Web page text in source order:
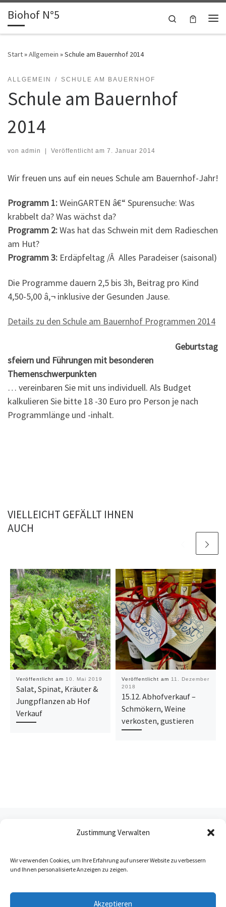
Zustimmung Verwalten
Wir verwenden Cookies, um Ihre Erfahrung auf unserer Website zu verbessern
und Ihnen personalisierte Anzeigen zu zeigen.
Akzeptieren
Zum Inhalt springen
Biohof N°5
Search
Start»Allgemein »Schule am Bauernhof 2014
ALLGEMEIN SCHULE AM BAUERNHOF
Schule am Bauernhof
2014
von admin | Veröffentlicht am 7. Januar 2014
Wir freuen uns auf ein neues Schule am Bauernhof-Jahr!
Programm 1:WeinGARTEN â€“ Spurensuche: Was
krabbelt da? Was wächst da?
Programm 2:Was hat das Schwein mit dem Radieschen
am Hut?
Programm 3: Erdäpfeltag /Â Alles Paradeiser (saisonal)
Die Programme dauern 2,5 bis 3h, Beitrag pro Kind
4,50-5,00 â‚¬ inklusive der Gesunden Jause.
Details zu den Schule am Bauernhof Programmen 2014
Geburtstag
sfeiern und Führungen mit besonderen
Themenschwerpunkten
… vereinbaren Sie mit uns individuell. Als Budget
kalkulieren Sie bitte 18 -30 Euro pro Person je nach
Programmlänge und -inhalt.
VIELLEICHT GEFÄLLT IHNEN
AUCH
Veröffentlicht am 10. Mai 2019
Salat, Spinat, Kräuter &
Jungpflanzen ab Hof
Verkauf
Veröffentlicht am 11. Dezember
2018
15.12. Abhofverkauf –
Schmökern, Weine
verkosten, gustieren
Beitragsnavigation
ELLA PROJEKTWETTBEWERB-NOMINIERUNG
ZURÜCK ZUR